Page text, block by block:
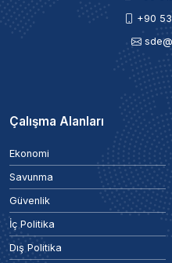
+90
Çalışma Alanları
Ekonomi
Savunma
Güvenlik
İç Politika
Dış Politika